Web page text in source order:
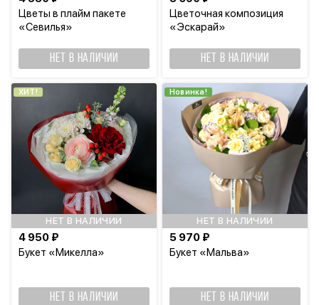
Цветы в плайм пакете
«Севилья»
НЕТ В НАЛИЧИИ
Цветочная композиция
«Эскарай»
НЕТ В НАЛИЧИИ
НЕТ В НАЛИЧИИ
ХИТ!
Букет «Микелла»
4 950 ₽
НЕТ В НАЛИЧИИ
НЕТ В НАЛИЧИИ
Новинка!
Букет «Мальва»
5 970 ₽
НЕТ В НАЛИЧИИ